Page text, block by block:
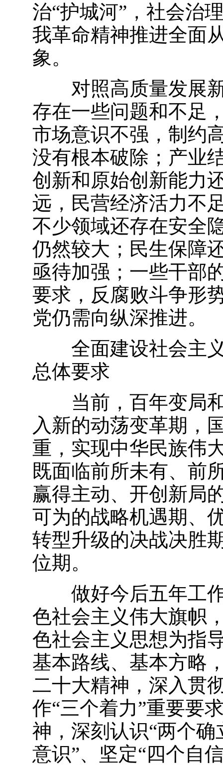
治“护城河”，社会治
我革命精神推进全面
象。
对照高质量发展
存在一些问题和不足
市场意识不强，制约
没有根本破除；产业
创新和原始创新能力
远，民营经济活力不
不少领域还存在安全
仍然较大；民生保障
亟待加强；一些干部
要求，反腐败斗争形
党仍需向纵深推进。
全面建设社会主
总体要求
当前，百年变局
入新的动荡变革期，
重，实现中华民族伟
既面临前所未有、前
赢得主动、开创新局
可为的战略机遇期、
转型升级的决战决胜
位期。
做好今后五年工
色社会主义伟大旗帜
色社会主义思想为指
基本路线、基本方略
二十大精神，深入贯
作“三个着力”重要要
神，深刻认识“两个
意识”、坚定“四个自